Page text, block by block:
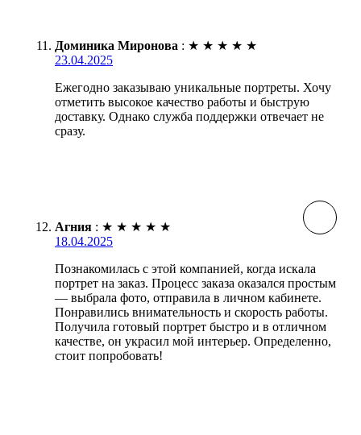
Доминика Миронова : ★ ★ ★ ★ ★
23.04.2025
Ежегодно заказываю уникальные портреты. Хочу
отметить высокое качество работы и быструю
доставку. Однако служба поддержки отвечает не
сразу.
Агния : ★ ★ ★ ★ ★
18.04.2025
Познакомилась с этой компанией, когда искала
портрет на заказ. Процесс заказа оказался простым
— выбрала фото, отправила в личном кабинете.
Понравились внимательность и скорость работы.
Получила готовый портрет быстро и в отличном
качестве, он украсил мой интерьер. Определенно,
стоит попробовать!